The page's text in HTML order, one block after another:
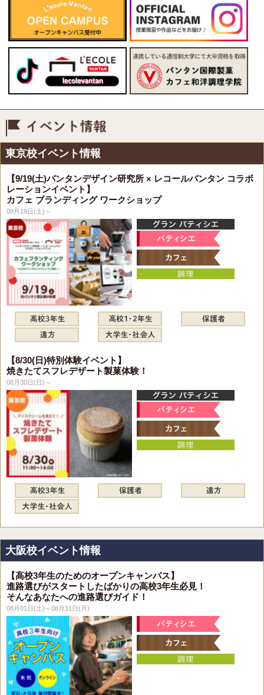
東京校イベント情報
【9/19(土)バンタンデザイン研究所 × レコールバンタン コラボ
レーションイベント】
カフェ ブランディング ワークショップ
09月19日(土)～
【8/30(日)特別体験イベント】
焼きたてスフレデザート製菓体験！
08月30日(日)～
大阪校イベント情報
【高校3年生のためのオープンキャンパス】
進路選びがスタートしたばかりの高校3年生必見！
そんなあなたへの進路選びガイド！
08月01日(土)～08月31日(月)